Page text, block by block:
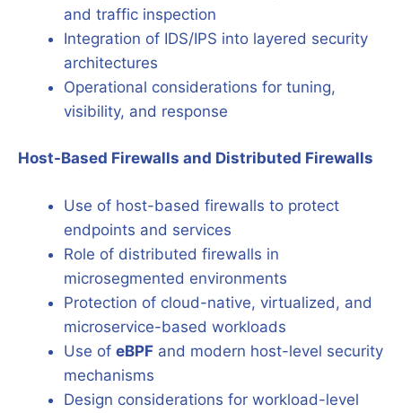
and traffic inspection
Integration of IDS/IPS into layered security
architectures
Operational considerations for tuning,
visibility, and response
Host-Based Firewalls and Distributed Firewalls
Use of host-based firewalls to protect
endpoints and services
Role of distributed firewalls in
microsegmented environments
Protection of cloud-native, virtualized, and
microservice-based workloads
Use of eBPF and modern host-level security
mechanisms
Design considerations for workload-level